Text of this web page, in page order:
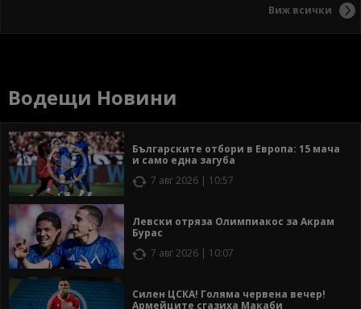
Виж всички
Водещи Новини
Българските отбори в Европа: 15 мача
и само една загуба
7 авг 2026 | 10:57
Левски отряза Олимпиакос за Акрам
Бурас
7 авг 2026 | 10:07
Силен ЦСКА! Голяма червена вечер!
Армейците сгазиха Макаби